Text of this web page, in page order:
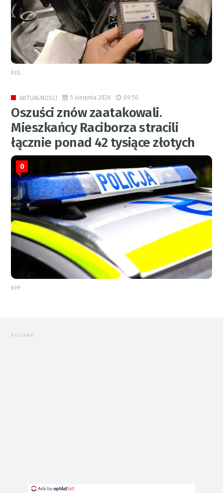
RED.
AKTUALNOŚCI 5 sierpnia 2026 09:50
Oszuści znów zaatakowali.
Mieszkańcy Raciborza stracili
łącznie ponad 42 tysiące złotych
0
KPP
REKLAMA